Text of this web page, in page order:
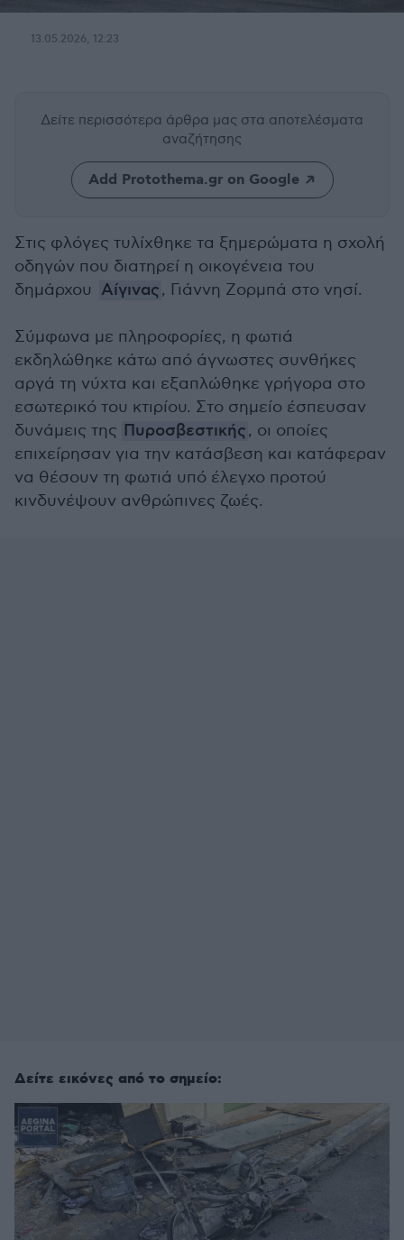
13.05.2026, 12:23
Δείτε περισσότερα άρθρα μας στα αποτελέσματα
αναζήτησης
Add Protothema.gr on Google
Στις φλόγες τυλίχθηκε τα ξημερώματα η σχολή
οδηγών που διατηρεί η οικογένεια του
δημάρχου Αίγινας, Γιάννη Ζορμπά στο νησί.
Σύμφωνα με πληροφορίες, η φωτιά
εκδηλώθηκε κάτω από άγνωστες συνθήκες
αργά τη νύχτα και εξαπλώθηκε γρήγορα στο
εσωτερικό του κτιρίου. Στο σημείο έσπευσαν
δυνάμεις της Πυροσβεστικής, οι οποίες
επιχείρησαν για την κατάσβεση και κατάφεραν
να θέσουν τη φωτιά υπό έλεγχο προτού
κινδυνέψουν ανθρώπινες ζωές.
Δείτε εικόνες από το σημείο: